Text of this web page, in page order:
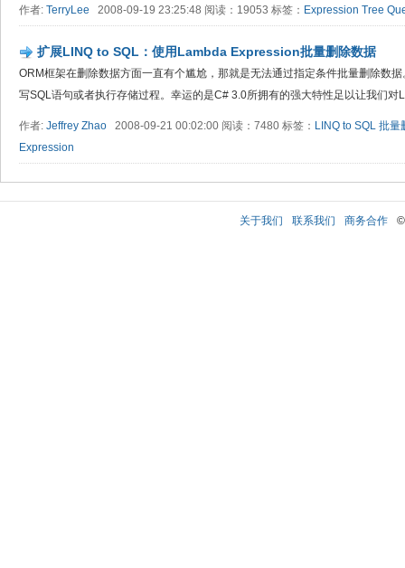
作者: TerryLee 2008-09-19 23:25:48 阅读：19053 标签： Expression Tree
扩展LINQ to SQL：使用Lambda Expression批量删除数据
ORM框架在删除数据方面一直有个尴尬，那就是无法通过指定条件批量删除数
写SQL语句或者执行存储过程。幸运的是C# 3.0所拥有的强大特性足以让我们对
作者: Jeffrey Zhao 2008-09-21 00:02:00 阅读：7480 标签： LINQ to SQL 批量
Expression
关于我们 联系我们 商务合作